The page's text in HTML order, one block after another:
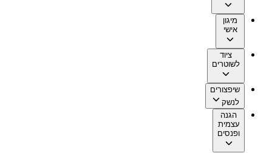
מיגון
אישי
ציוד
לשוטרים
שיפצורים
לנשק
הגנה
עצמית
ופנסים